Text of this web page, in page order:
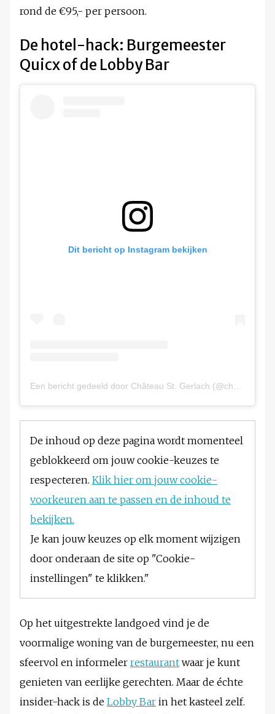
rond de €95,- per persoon.
De hotel-hack: Burgemeester
Quicx of de Lobby Bar
Dit bericht op Instagram bekijken
Een bericht gedeeld door Château St. Gerlach (@chateaustgerlach)
De inhoud op deze pagina wordt momenteel
geblokkeerd om jouw cookie-keuzes te
respecteren. Klik hier om jouw cookie-
voorkeuren aan te passen en de inhoud te
bekijken.
Je kan jouw keuzes op elk moment wijzigen
door onderaan de site op "Cookie-
instellingen" te klikken."
Op het uitgestrekte landgoed vind je de
voormalige woning van de burgemeester, nu een
sfeervol en informeler restaurant waar je kunt
genieten van eerlijke gerechten. Maar de échte
insider-hack is de Lobby Bar in het kasteel zelf.